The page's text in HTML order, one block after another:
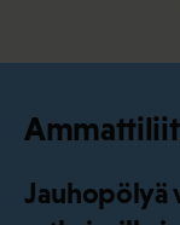
Jauhopölyä